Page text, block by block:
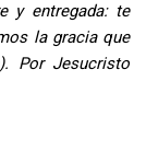
y entregada: te
la gracia que
Por Jesucristo